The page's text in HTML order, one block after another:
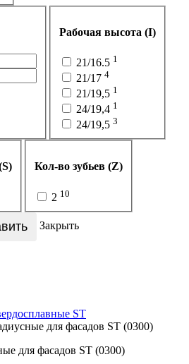
Рабочая высота (I)
21/16.5 1
21/17 4
21/19,5 1
24/19,4 1
24/19,5 3
Кол-во зубьев (Z)
2 10
Закрыть
ST
для фасадов ST (0300)
для фасадов ST (0300)